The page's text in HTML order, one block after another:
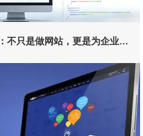
不只是做网站，更是为企业打